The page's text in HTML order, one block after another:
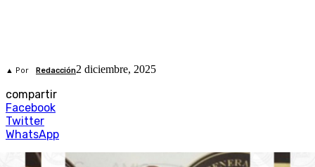
▲ Por Redacción2 diciembre, 2025
compartir
Facebook
Twitter
WhatsApp